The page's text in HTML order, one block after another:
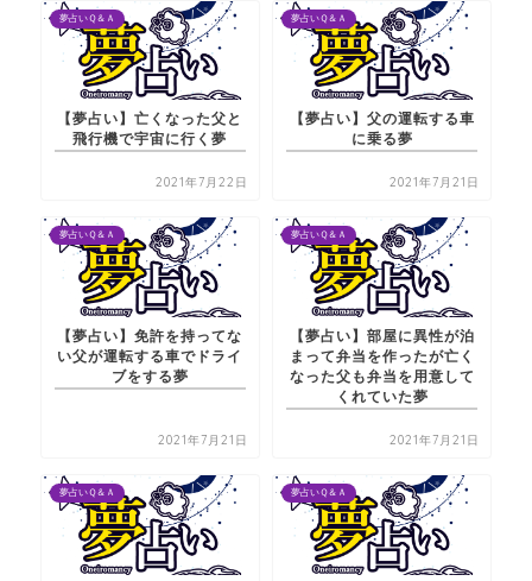
夢占いＱ＆Ａ
【夢占い】亡くなった父と
飛行機で宇宙に行く夢
2021年7月22日
夢占いＱ＆Ａ
【夢占い】父の運転する車
に乗る夢
2021年7月21日
夢占いＱ＆Ａ
【夢占い】免許を持ってな
い父が運転する車でドライ
ブをする夢
2021年7月21日
夢占いＱ＆Ａ
【夢占い】部屋に異性が泊
まって弁当を作ったが亡く
なった父も弁当を用意して
くれていた夢
2021年7月21日
夢占いＱ＆Ａ 夢占いＱ＆Ａ